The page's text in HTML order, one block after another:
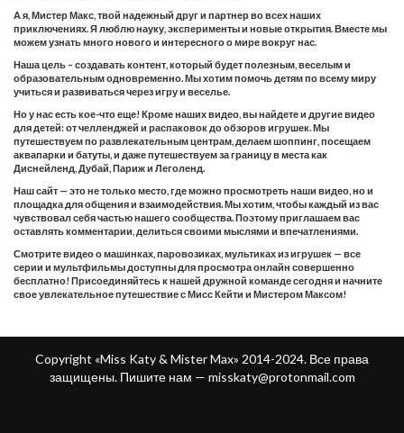
А я, Мистер Макс, твой надежный друг и партнер во всех наших
приключениях. Я люблю науку, эксперименты и новые открытия. Вместе мы
можем узнать много нового и интересного о мире вокруг нас.
Наша цель – создавать контент, который будет полезным, веселым и
образовательным одновременно. Мы хотим помочь детям по всему миру
учиться и развиваться через игру и веселье.
Но у нас есть кое-что еще! Кроме наших видео, вы найдете и другие видео
для детей: от челленджей и распаковок до обзоров игрушек. Мы
путешествуем по развлекательным центрам, делаем шоппинг, посещаем
аквапарки и батуты, и даже путешествуем за границу в места как
Диснейленд, Дубай, Париж и Леголенд.
Наш сайт — это не только место, где можно просмотреть наши видео, но и
площадка для общения и взаимодействия. Мы хотим, чтобы каждый из вас
чувствовал себя частью нашего сообщества. Поэтому приглашаем вас
оставлять комментарии, делиться своими мыслями и впечатлениями.
Смотрите видео о машинках, паровозиках, мультиках из игрушек — все
серии и мультфильмы доступны для просмотра онлайн совершенно
бесплатно! Присоединяйтесь к нашей дружной команде сегодня и начните
свое увлекательное путешествие с Мисс Кейти и Мистером Максом!
Copyright «Miss Katy & Mister Max» 2014-2024. Все права
защищены. Пишите нам — misskaty@protonmail.com